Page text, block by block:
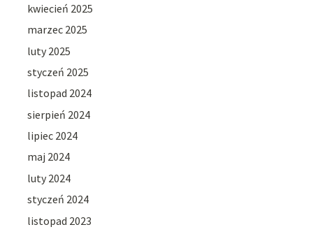
kwiecień 2025
marzec 2025
luty 2025
styczeń 2025
listopad 2024
sierpień 2024
lipiec 2024
maj 2024
luty 2024
styczeń 2024
listopad 2023